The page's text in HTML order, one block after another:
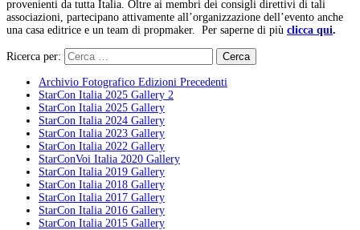
provenienti da tutta Italia. Oltre ai membri dei consigli direttivi di tali
associazioni, partecipano attivamente all’organizzazione dell’evento anche
una casa editrice e un team di propmaker. Per saperne di più clicca qui.
Ricerca per:
Archivio Fotografico Edizioni Precedenti
StarCon Italia 2025 Gallery 2
StarCon Italia 2025 Gallery
StarCon Italia 2024 Gallery
StarCon Italia 2023 Gallery
StarCon Italia 2022 Gallery
StarConVoi Italia 2020 Gallery
StarCon Italia 2019 Gallery
StarCon Italia 2018 Gallery
StarCon Italia 2017 Gallery
StarCon Italia 2016 Gallery
StarCon Italia 2015 Gallery